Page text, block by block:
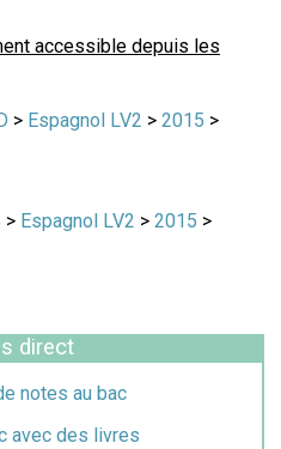
accessible depuis les
> Espagnol LV2 > 2015 >
> Espagnol LV2 > 2015 >
direct
notes au bac
avec des livres